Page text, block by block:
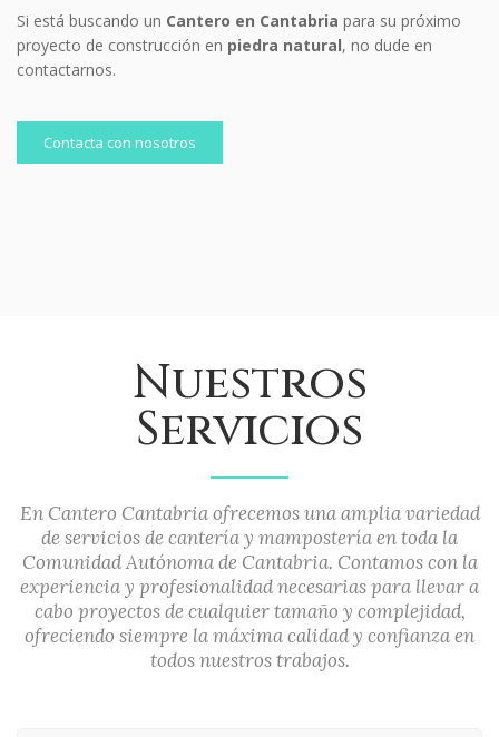
Si está buscando un Cantero en Cantabria para su próximo
proyecto de construcción en piedra natural, no dude en
contactarnos.
Contacta con nosotros
Nuestros
Servicios
En Cantero Cantabria ofrecemos una amplia variedad
de servicios de cantería y mampostería en toda la
Comunidad Autónoma de Cantabria. Contamos con la
experiencia y profesionalidad necesarias para llevar a
cabo proyectos de cualquier tamaño y complejidad,
ofreciendo siempre la máxima calidad y confianza en
todos nuestros trabajos.